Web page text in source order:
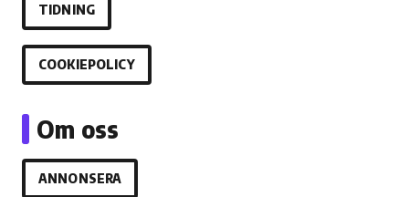
TIDNING
COOKIEPOLICY
Om oss
ANNONSERA